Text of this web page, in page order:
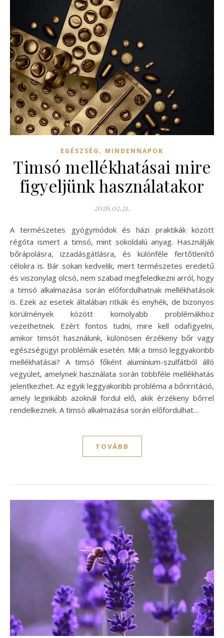
EGÉSZSÉG , MINDENNAPOK
Timsó mellékhatásai mire
figyeljünk használatakor
2026.02.21.
A természetes gyógymódok és házi praktikák között
régóta ismert a timsó, mint sokoldalú anyag. Használják
bőrápolásra, izzadásgátlásra, és különféle fertőtlenítő
célokra is. Bár sokan kedvelik, mert természetes eredetű
és viszonylag olcsó, nem szabad megfeledkezni arról, hogy
a timsó alkalmazása során előfordulhatnak mellékhatások
is. Ezek az esetek általában ritkák és enyhék, de bizonyos
körülmények között komolyabb problémákhoz
vezethetnek. Ezért fontos tudni, mire kell odafigyelni,
amikor timsót használunk, különösen érzékeny bőr vagy
egészségügyi problémák esetén. Mik a timsó leggyakoribb
mellékhatásai? A timsó főként alumínium-szulfátból álló
vegyület, amelynek használata során többféle mellékhatás
jelentkezhet. Az egyik leggyakoribb probléma a bőrirritáció,
amely leginkább azoknál fordul elő, akik érzékeny bőrrel
rendelkeznek. A timsó alkalmazása során előfordulhat…
TOVÁBB